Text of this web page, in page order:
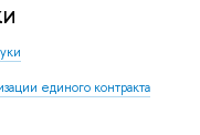
единого контракта